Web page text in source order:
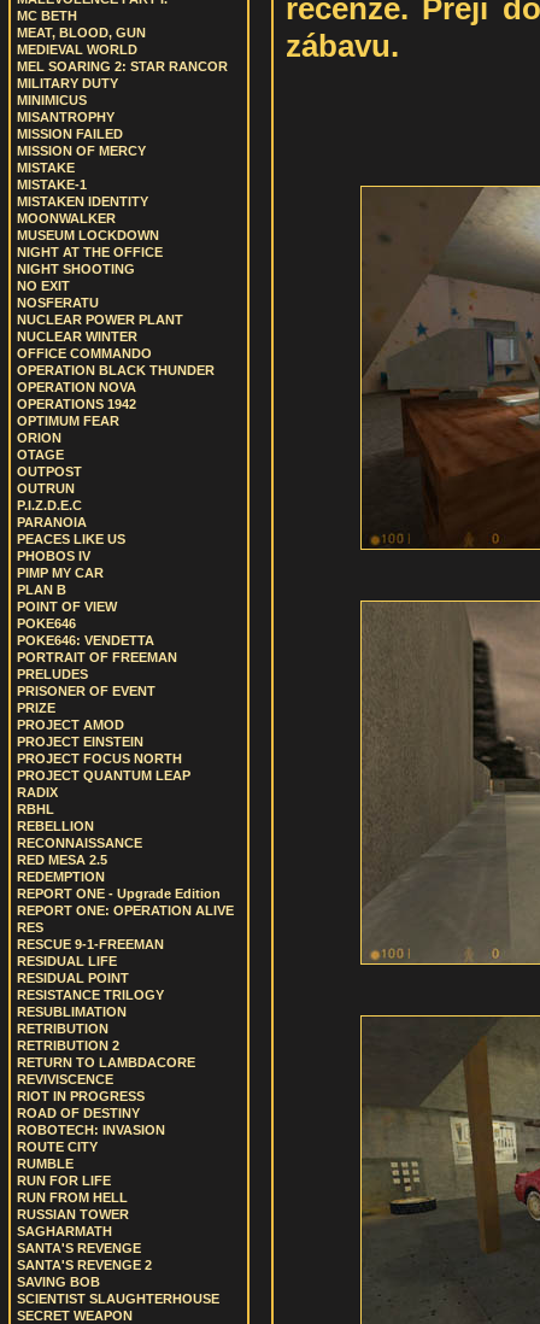
MC BETH
MEAT, BLOOD, GUN
MEDIEVAL WORLD
MEL SOARING 2: STAR RANCOR
MILITARY DUTY
MINIMICUS
MISANTROPHY
MISSION FAILED
MISSION OF MERCY
MISTAKE
MISTAKE-1
MISTAKEN IDENTITY
MOONWALKER
MUSEUM LOCKDOWN
NIGHT AT THE OFFICE
NIGHT SHOOTING
NO EXIT
NOSFERATU
NUCLEAR POWER PLANT
NUCLEAR WINTER
OFFICE COMMANDO
OPERATION BLACK THUNDER
OPERATION NOVA
OPERATIONS 1942
OPTIMUM FEAR
ORION
OTAGE
OUTPOST
OUTRUN
P.I.Z.D.E.C
PARANOIA
PEACES LIKE US
PHOBOS IV
PIMP MY CAR
PLAN B
POINT OF VIEW
POKE646
POKE646: VENDETTA
PORTRAIT OF FREEMAN
PRELUDES
PRISONER OF EVENT
PRIZE
PROJECT AMOD
PROJECT EINSTEIN
PROJECT FOCUS NORTH
PROJECT QUANTUM LEAP
RADIX
RBHL
REBELLION
RECONNAISSANCE
RED MESA 2.5
REDEMPTION
REPORT ONE - Upgrade Edition
REPORT ONE: OPERATION ALIVE
RES
RESCUE 9-1-FREEMAN
RESIDUAL LIFE
RESIDUAL POINT
RESISTANCE TRILOGY
RESUBLIMATION
RETRIBUTION
RETRIBUTION 2
RETURN TO LAMBDACORE
REVIVISCENCE
RIOT IN PROGRESS
ROAD OF DESTINY
ROBOTECH: INVASION
ROUTE CITY
RUMBLE
RUN FOR LIFE
RUN FROM HELL
RUSSIAN TOWER
SAGHARMATH
SANTA'S REVENGE
SANTA'S REVENGE 2
SAVING BOB
SCIENTIST SLAUGHTERHOUSE
SECRET WEAPON
recenze. Přeji
zábavu.